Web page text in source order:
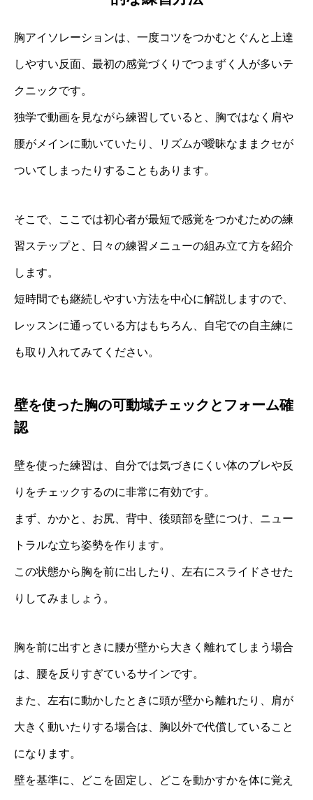
胸アイソレーションは、一度コツをつかむとぐんと上達
しやすい反面、最初の感覚づくりでつまずく人が多いテ
クニックです。
独学で動画を見ながら練習していると、胸ではなく肩や
腰がメインに動いていたり、リズムが曖昧なままクセが
ついてしまったりすることもあります。
そこで、ここでは初心者が最短で感覚をつかむための練
習ステップと、日々の練習メニューの組み立て方を紹介
します。
短時間でも継続しやすい方法を中心に解説しますので、
レッスンに通っている方はもちろん、自宅での自主練に
も取り入れてみてください。
壁を使った胸の可動域チェックとフォーム確
認
壁を使った練習は、自分では気づきにくい体のブレや反
りをチェックするのに非常に有効です。
まず、かかと、お尻、背中、後頭部を壁につけ、ニュー
トラルな立ち姿勢を作ります。
この状態から胸を前に出したり、左右にスライドさせた
りしてみましょう。
胸を前に出すときに腰が壁から大きく離れてしまう場合
は、腰を反りすぎているサインです。
また、左右に動かしたときに頭が壁から離れたり、肩が
大きく動いたりする場合は、胸以外で代償していること
になります。
壁を基準に、どこを固定し、どこを動かすかを体に覚え